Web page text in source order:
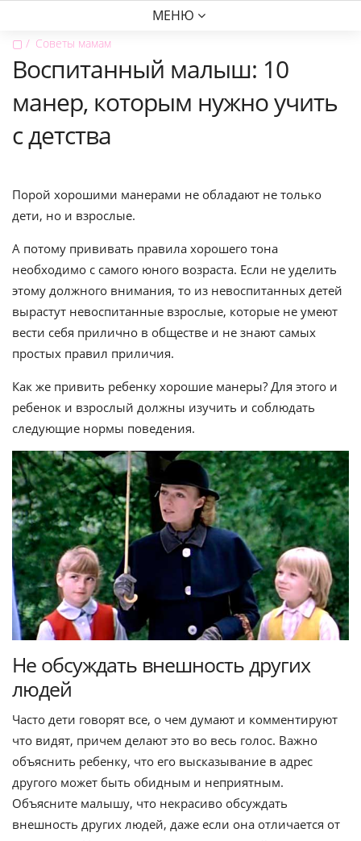
МЕНЮ
▢ Советы мамам
Воспитанный малыш: 10
манер, которым нужно учить
с детства
Порой хорошими манерами не обладают не только
дети, но и взрослые.
А потому прививать правила хорошего тона
необходимо с самого юного возраста. Если не уделить
этому должного внимания, то из невоспитанных детей
вырастут невоспитанные взрослые, которые не умеют
вести себя прилично в обществе и не знают самых
простых правил приличия.
Как же привить ребенку хорошие манеры? Для этого и
ребенок и взрослый должны изучить и соблюдать
следующие нормы поведения.
Не обсуждать внешность других
людей
Часто дети говорят все, о чем думают и комментируют
что видят, причем делают это во весь голос. Важно
объяснить ребенку, что его высказывание в адрес
другого может быть обидным и неприятным.
Объясните малышу, что некрасиво обсуждать
внешность других людей, даже если она отличается от